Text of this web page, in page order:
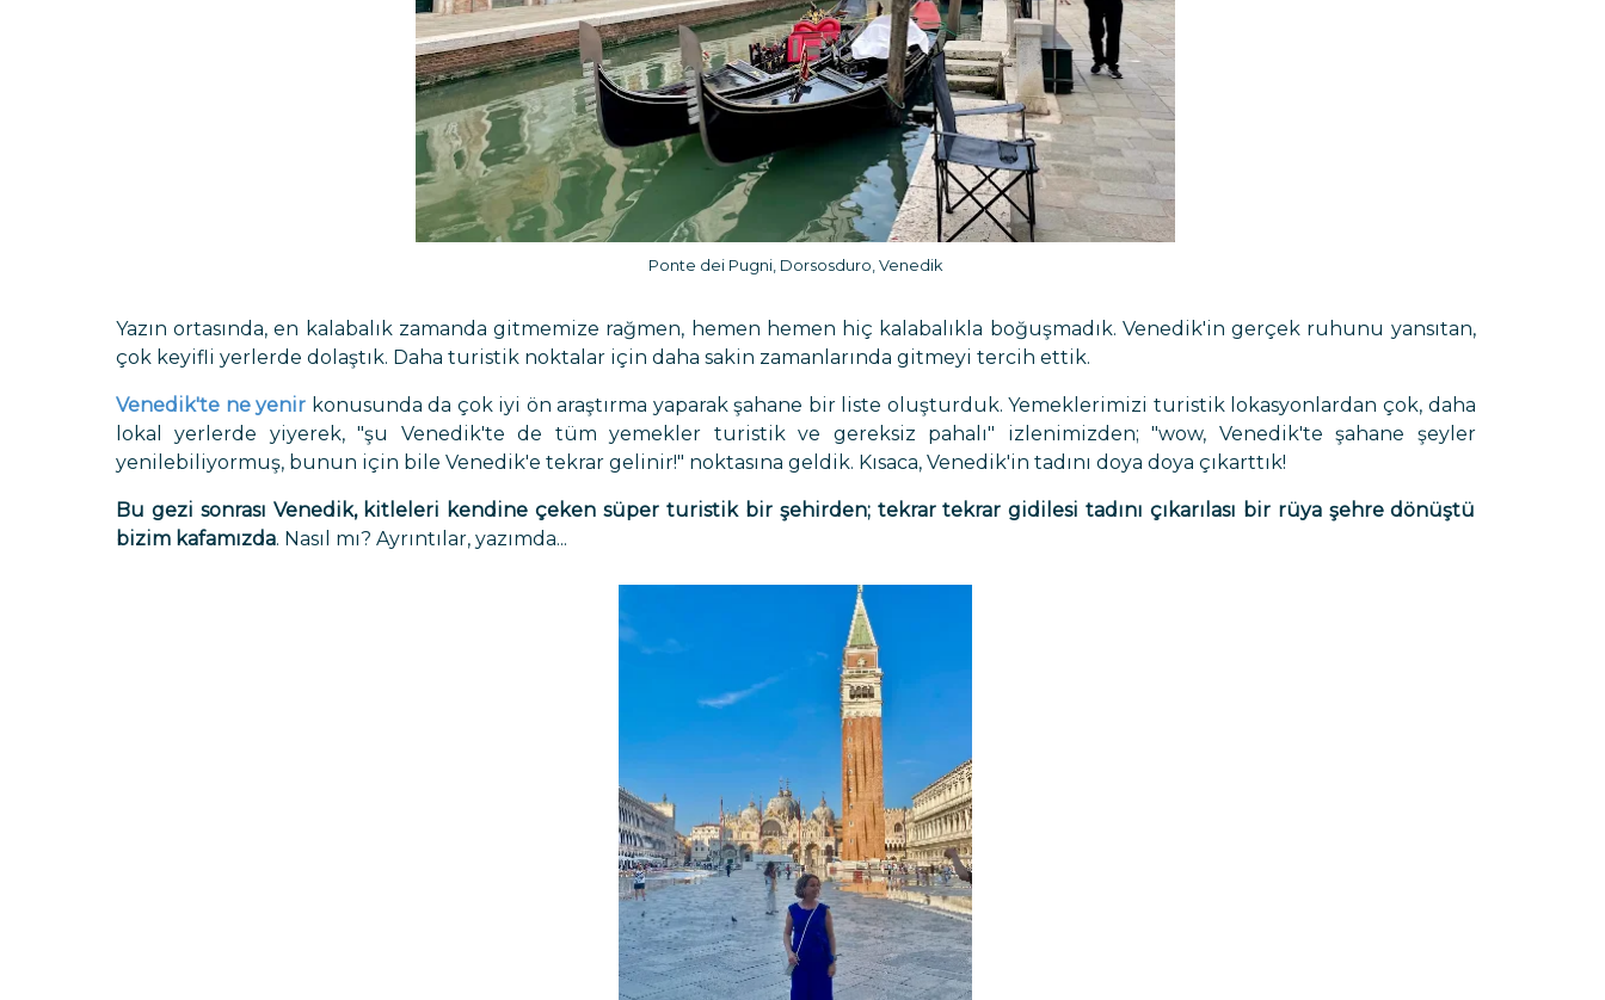
Ponte dei Pugni, Dorsosduro, Venedik
Yazın ortasında, en kalabalık zamanda gitmemize rağmen, hemen hemen hiç kalabalıkla boğuşmadık. Venedik'in gerçek ruhunu yansıtan,
çok keyifli yerlerde dolaştık. Daha turistik noktalar için daha sakin zamanlarında gitmeyi tercih ettik.
Venedik'te ne yenir konusunda da çok iyi ön araştırma yaparak şahane bir liste oluşturduk. Yemeklerimizi turistik lokasyonlardan çok, daha
lokal yerlerde yiyerek, "şu Venedik'te de tüm yemekler turistik ve gereksiz pahalı" izlenimizden; "wow, Venedik'te şahane şeyler
yenilebiliyormuş, bunun için bile Venedik'e tekrar gelinir!" noktasına geldik. Kısaca, Venedik'in tadını doya doya çıkarttık!
Bu gezi sonrası Venedik, kitleleri kendine çeken süper turistik bir şehirden; tekrar tekrar gidilesi tadını çıkarılası bir rüya şehre dönüştü
bizim kafamızda. Nasıl mı? Ayrıntılar, yazımda...